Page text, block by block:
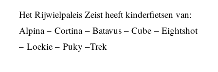
Het Rijwielpaleis Zeist heeft kinderfietsen van:
Alpina – Cortina – Batavus – Cube – Eightshot
– Loekie – Puky –Trek